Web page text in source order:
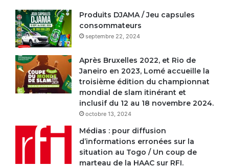
Produits DJAMA / Jeu capsules
consommateurs
septembre 22, 2024
Après Bruxelles 2022, et Rio de
Janeiro en 2023, Lomé accueille la
troisième édition du championnat
mondial de slam itinérant et
inclusif du 12 au 18 novembre 2024.
octobre 13, 2024
Médias : pour diffusion
d’informations erronées sur la
situation au Togo / Un coup de
marteau de la HAAC sur RFI.